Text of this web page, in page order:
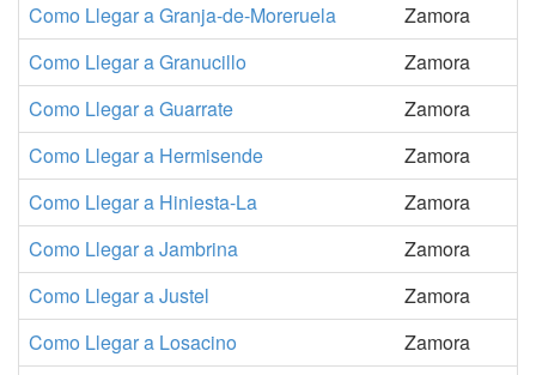
Como Llegar a Granja-de-Moreruela
Zamora
Como Llegar a Granucillo
Zamora
Como Llegar a Guarrate
Zamora
Como Llegar a Hermisende
Zamora
Como Llegar a Hiniesta-La
Zamora
Como Llegar a Jambrina
Zamora
Como Llegar a Justel
Zamora
Como Llegar a Losacino
Zamora